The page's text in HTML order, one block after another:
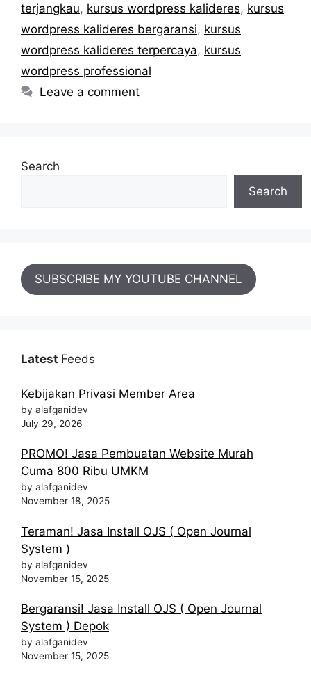
terjangkau, kursus wordpress kalideres, kursus
wordpress kalideres bergaransi, kursus
wordpress kalideres terpercaya, kursus
wordpress professional
Leave a comment
Search
Search
SUBSCRIBE MY YOUTUBE CHANNEL
Latest Feeds
Kebijakan Privasi Member Area
by alafganidev
July 29, 2026
PROMO! Jasa Pembuatan Website Murah
Cuma 800 Ribu UMKM
by alafganidev
November 18, 2025
Teraman! Jasa Install OJS ( Open Journal
System )
by alafganidev
November 15, 2025
Bergaransi! Jasa Install OJS ( Open Journal
System ) Depok
by alafganidev
November 15, 2025